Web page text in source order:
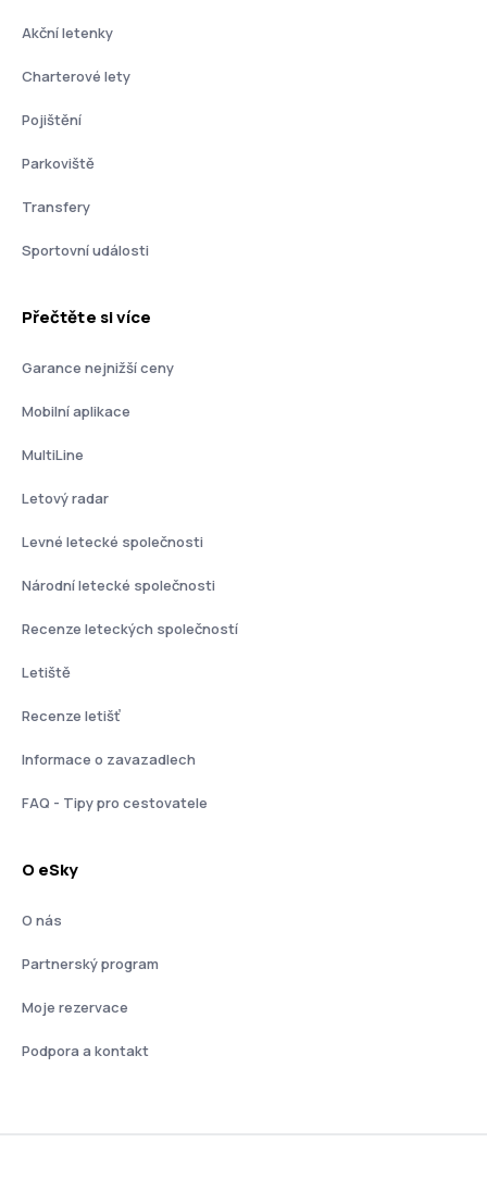
Akční letenky
Charterové lety
Pojištění
Parkoviště
Transfery
Sportovní události
Přečtěte si více
Garance nejnižší ceny
Mobilní aplikace
MultiLine
Letový radar
Levné letecké společnosti
Národní letecké společnosti
Recenze leteckých společností
Letiště
Recenze letišť
Informace o zavazadlech
FAQ - Tipy pro cestovatele
O eSky
O nás
Partnerský program
Moje rezervace
Podpora a kontakt